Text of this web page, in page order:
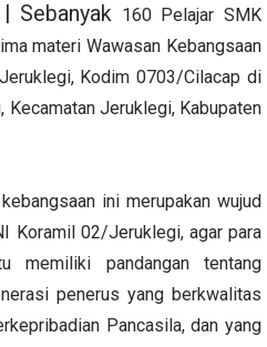
| Sebanyak 160 Pelajar SMK
materi Wawasan Kebangsaan
Kodim 0703/Cilacap di
Kecamatan Jeruklegi, Kabupaten
ini merupakan wujud
Koramil 02/Jeruklegi, agar para
memiliki pandangan tentang
penerus yang berkwalitas
Pancasila, dan yang